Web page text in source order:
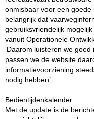
onmisbaar voor een goede
belangrijk dat
gebruiksvriendelijk
vanuit Operationele
‘Daarom luisteren we
passen we de website
informatievoorziening
nodig hebben’.
Bedientijdenkalender
Met de update is de